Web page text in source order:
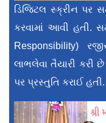
ડિજિટલ સ્ક્રીન પર
કરવામાં આવી હતી.
Responsibility)
લાભલેવા તૈયારી કરી છે
પર પ્રસ્તુતિ કરાઈ હતી.